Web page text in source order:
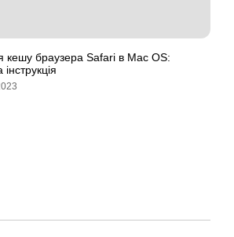
браузера Safari в Mac OS: